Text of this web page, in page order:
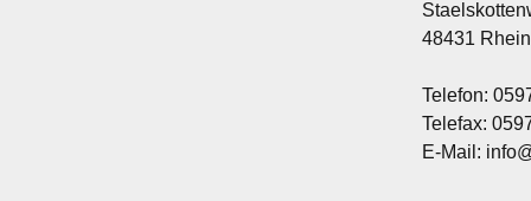
48431
Telefon:
Telefax:
E-Mail: